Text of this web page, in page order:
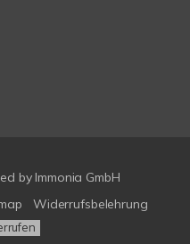
by Immonia GmbH
Widerrufsbelehrung